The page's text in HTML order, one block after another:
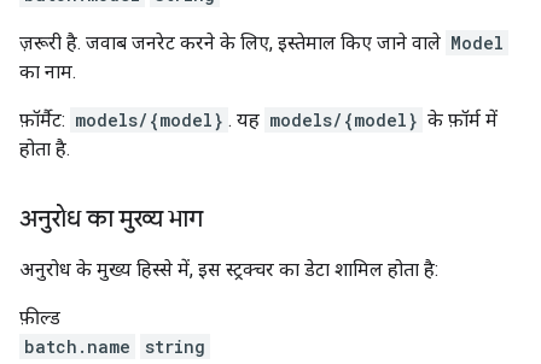
ज़रूरी है. जवाब जनरेट करने के लिए, इस्तेमाल किए जाने वाले Model
का नाम.
फ़ॉर्मैट: models/{model} . यह models/{model} के फ़ॉर्म में
होता है.
अनुरोध का मुख्य भाग
अनुरोध के मुख्य हिस्से में, इस स्ट्रक्चर का डेटा शामिल होता है:
फ़ील्ड
batch.name
string